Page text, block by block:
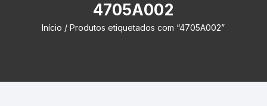
4705A002
Início / Produtos etiquetados com “4705A002”